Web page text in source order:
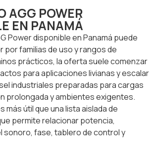
AGG POWER
EN PANAMÁ
Power disponible en Panamá puede
familias de uso y rangos de
prácticos, la oferta suele comenzar
para aplicaciones livianas y escalar
industriales preparadas para cargas
prolongada y ambientes exigentes.
más útil que una lista aislada de
permite relacionar potencia,
sonoro, fase, tablero de control y